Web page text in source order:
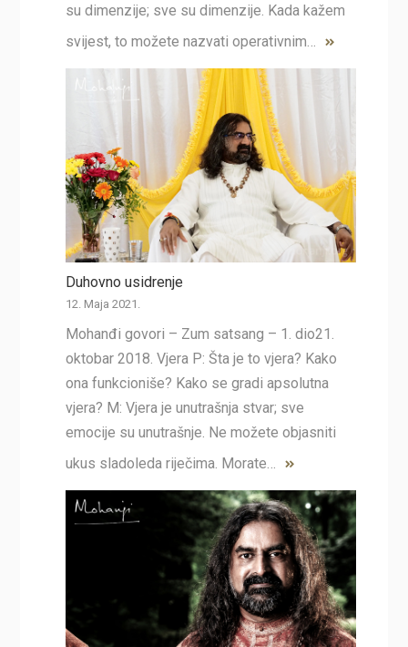
su dimenzije; sve su dimenzije. Kada kažem
svijest, to možete nazvati operativnim…
Duhovno usidrenje
12. Maja 2021.
Mohanđi govori – Zum satsang – 1. dio21.
oktobar 2018. Vjera P: Šta je to vjera? Kako
ona funkcioniše? Kako se gradi apsolutna
vjera? M: Vjera je unutrašnja stvar; sve
emocije su unutrašnje. Ne možete objasniti
ukus sladoleda riječima. Morate…